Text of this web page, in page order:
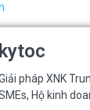
kytoc
pháp XNK
Hộ kinh